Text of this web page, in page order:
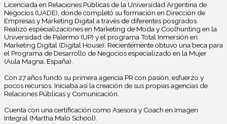
Licenciada en Relaciones Públicas de la Universidad Argentina de
Negocios (UADE), donde completó su formación en Dirección de
Empresas y Marketing Digital a través de diferentes posgrados.
Realizó especializaciones en Marketing de Moda y Coolhunting en la
Universidad de Palermo (UP) y el programa Total Inmersión en
Marketing Digital (Digital House). Recientemente obtuvo una beca para
el Programa de Desarrollo de Negocios especializado en la Mujer
(Aula Magna, España).
Con 27 años fundó su primera agencia PR con pasión, esfuerzo y
pocos recursos. Iniciaba así la creación de sus propias agencias de
Relaciones Públicas y Comunicación.
Cuenta con una certificación como Asesora y Coach en Imagen
Integral (Martha Malo School).